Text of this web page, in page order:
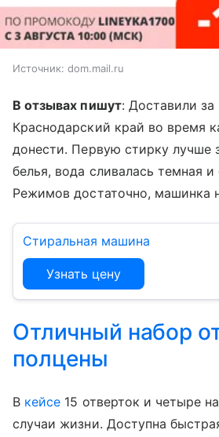
Источник: dom.mail.ru
В отзывах пишут: Доставили за
Краснодарский край во время
донести. Первую стирку лучше
белья, вода сливалась темная и
Режимов достаточно, машинка
Стиральная машина
Узнать цену
Отличный набор
полцены
В кейсе 15 отверток и четыре
случаи жизни. Доступна